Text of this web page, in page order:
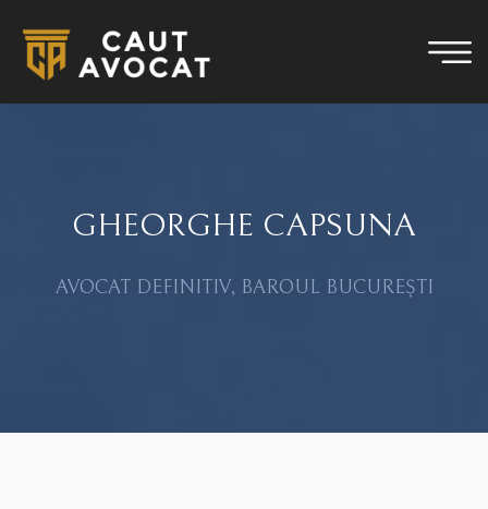
GHEORGHE CAPSUNA
AVOCAT DEFINITIV, BAROUL BUCUREȘTI